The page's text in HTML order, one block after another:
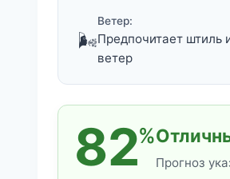
🌬️
Ветер:
Предпочитает штиль
ветер
82%
Прогноз